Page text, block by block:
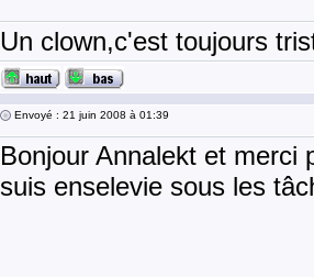
Un clown,c'est toujours
Envoyé : 21 juin 2008 à 01:39
Bonjour Annalekt et merci
suis enselevie sous les